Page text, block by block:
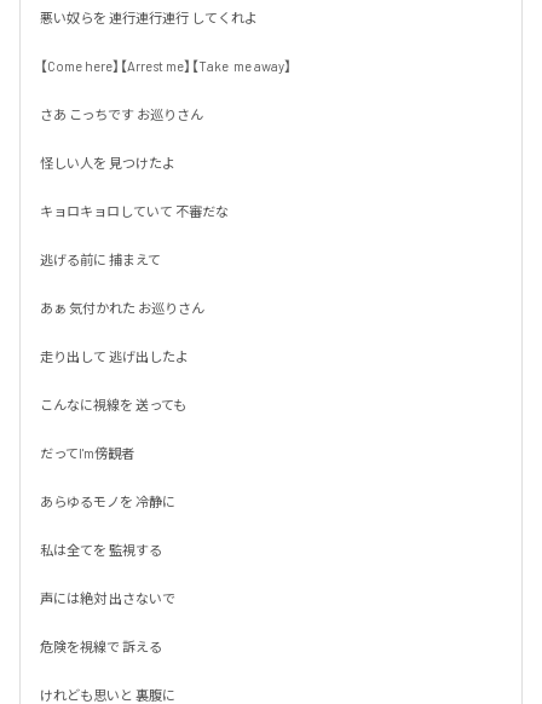
悪い奴らを 連行連行連行 してくれよ
【Come here】【Arrest me】【Take  me away】
さあ こっちです お巡りさん
怪しい人を 見つけたよ
キョロキョロしていて 不審だな
逃げる前に 捕まえて
あぁ 気付かれた お巡りさん
走り出して 逃げ出したよ
こんなに視線を 送っても
だってI'm傍観者
あらゆるモノを 冷静に
私は全てを 監視する
声には絶対 出さないで
危険を視線で 訴える
けれども思いと 裏腹に